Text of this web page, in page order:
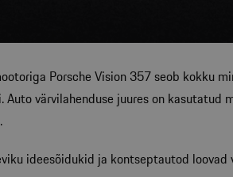
Porsche Vision 357 seob kokku
värvilahenduse juures on
ideesõidukid ja kontseptautod